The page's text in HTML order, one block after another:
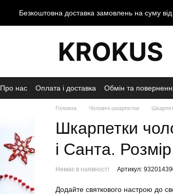
Безкоштовна доставка замовлень на суму від
Про нас Оплата і доставка Обмін та
Головна Чоловічі шкарпетки
Шкарпетки
і Санта.
Немає в наявності Артикул:
Додайте святкового настрою до